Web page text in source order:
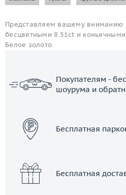
Представляем вашему вниманию
бесцветными 8.51ct и
Белое золото.
Покупателям -
шоурума и
Бесплатная
Бесплатная